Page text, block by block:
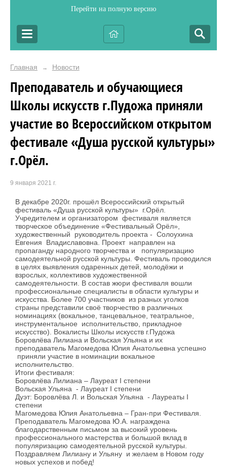
Перейти на полную версию
Главная → Новости
Преподаватель и обучающиеся
Школы искусств г.Пудожа приняли
участие во Всероссийском открытом
фестивале «Душа русской культуры»
г.Орёл.
9 января 2021 г.
В декабре 2020г. прошёл Всероссийский открытый
фестиваль «Душа русской культуры» г.Орёл.
Учредителем и организатором фестиваля является
творческое объединение «Фестивальный Орёл»,
художественный руководитель проекта - Солоухина
Евгения Владиславовна. Проект направлен на
пропаганду народного творчества и популяризацию
самодеятельной русской культуры. Фестиваль проводился
в целях выявления одаренных детей, молодёжи и
взрослых, коллективов художественной
самодеятельности. В состав жюри фестиваля вошли
профессиональные специалисты в области культуры и
искусства. Более 700 участников из разных уголков
страны представили своё творчество в различных
номинациях (вокальное, танцевальное, театральное,
инструментальное исполнительство, прикладное
искусство). Вокалисты Школы искусств г.Пудожа
Боровлёва Лилиана и Вольская Ульяна и их
преподаватель Магомедова Юлия Анатольевна успешно
приняли участие в номинации вокальное
исполнительство.
Итоги фестиваля:
Боровлёва Лилиана – Лауреат I степени
Вольская Ульяна - Лауреат I степени
Дуэт: Боровлёва Л. и Вольская Ульяна - Лауреаты I
степени
Магомедова Юлия Анатольевна – Гран-при Фестиваля.
Преподаватель Магомедова Ю.А. награждена
благодарственным письмом за высокий уровень
профессионального мастерства и большой вклад в
популяризацию самодеятельной русской культуры.
Поздравляем Лилиану и Ульяну и желаем в Новом году
новых успехов и побед!